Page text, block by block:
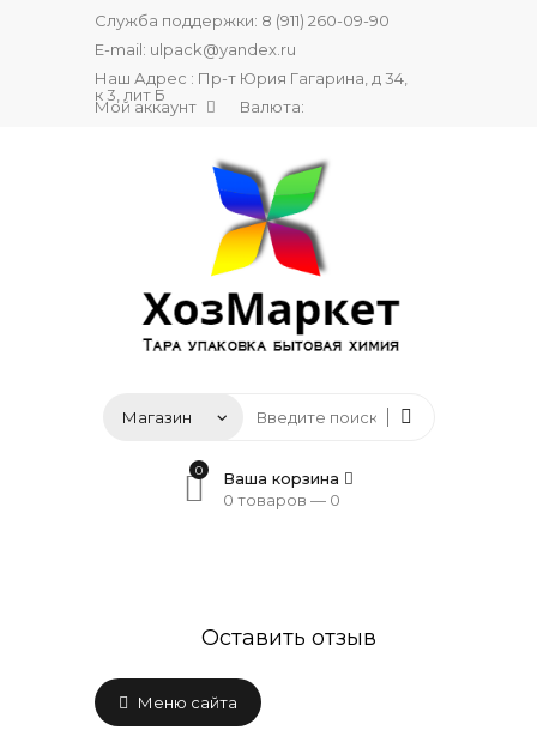
Служба поддержки: 8 (911) 260-09-90
E-mail: ulpack@yandex.ru
Наш Адрес : Пр-т Юрия Гагарина, д 34,
к 3, лит Б
Мой аккаунт Валюта:
0
Ваша корзина
0 товаров — 0
Оставить отзыв
Меню сайта